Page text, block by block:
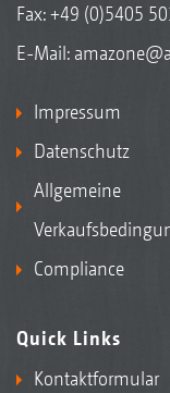
Fax: +49 (0)5405
E-Mail:
Impressum
Datenschutz
Allgemeine
Compliance
Quick Links
Kontaktformular